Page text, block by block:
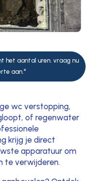
het aantal uren. vraag nu
aan."
wc verstopping,
of regenwater
krijg je direct
apparatuur om
te verwijderen.